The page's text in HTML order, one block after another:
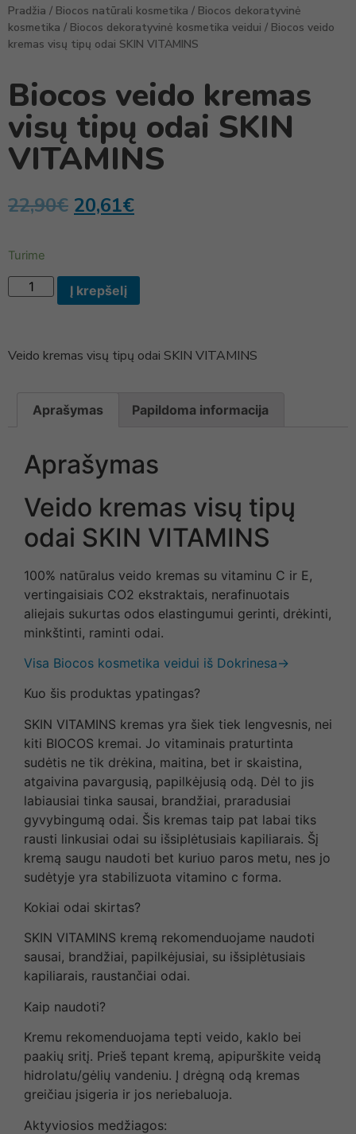
Pradžia / Biocos natūrali kosmetika / Biocos dekoratyvinė
kosmetika / Biocos dekoratyvinė kosmetika veidui / Biocos veido
kremas visų tipų odai SKIN VITAMINS
Biocos veido kremas
visų tipų odai SKIN
VITAMINS
22,90€ 20,61€
Turime
Į krepšelį
Veido kremas visų tipų odai SKIN VITAMINS
Aprašymas Papildoma informacija
Aprašymas
Veido kremas visų tipų
odai SKIN VITAMINS
100% natūralus veido kremas su vitaminu C ir E,
vertingaisiais CO2 ekstraktais, nerafinuotais
aliejais sukurtas odos elastingumui gerinti, drėkinti,
minkštinti, raminti odai.
Visa Biocos kosmetika veidui iš Dokrinesa→
Kuo šis produktas ypatingas?
SKIN VITAMINS kremas yra šiek tiek lengvesnis, nei
kiti BIOCOS kremai. Jo vitaminais praturtinta
sudėtis ne tik drėkina, maitina, bet ir skaistina,
atgaivina pavargusią, papilkėjusią odą. Dėl to jis
labiausiai tinka sausai, brandžiai, praradusiai
gyvybingumą odai. Šis kremas taip pat labai tiks
rausti linkusiai odai su išsiplėtusiais kapiliarais. Šį
kremą saugu naudoti bet kuriuo paros metu, nes jo
sudėtyje yra stabilizuota vitamino c forma.
Kokiai odai skirtas?
SKIN VITAMINS kremą rekomenduojame naudoti
sausai, brandžiai, papilkėjusiai, su išsiplėtusiais
kapiliarais, raustančiai odai.
Kaip naudoti?
Kremu rekomenduojama tepti veido, kaklo bei
paakių sritį. Prieš tepant kremą, apipurškite veidą
hidrolatu/gėlių vandeniu. Į drėgną odą kremas
greičiau įsigeria ir jos neriebaluoja.
Aktyviosios medžiagos: